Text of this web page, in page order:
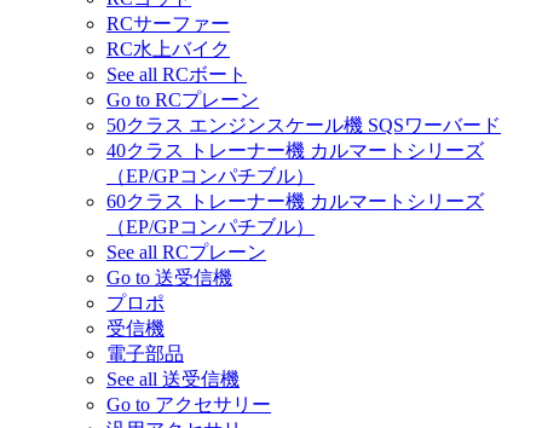
RCサーファー
RC水上バイク
See all RCボート
Go to RCプレーン
50クラス エンジンスケール機 SQSワーバード
40クラス トレーナー機 カルマートシリーズ
（EP/GPコンパチブル）
60クラス トレーナー機 カルマートシリーズ
（EP/GPコンパチブル）
See all RCプレーン
Go to 送受信機
プロポ
受信機
電子部品
See all 送受信機
Go to アクセサリー